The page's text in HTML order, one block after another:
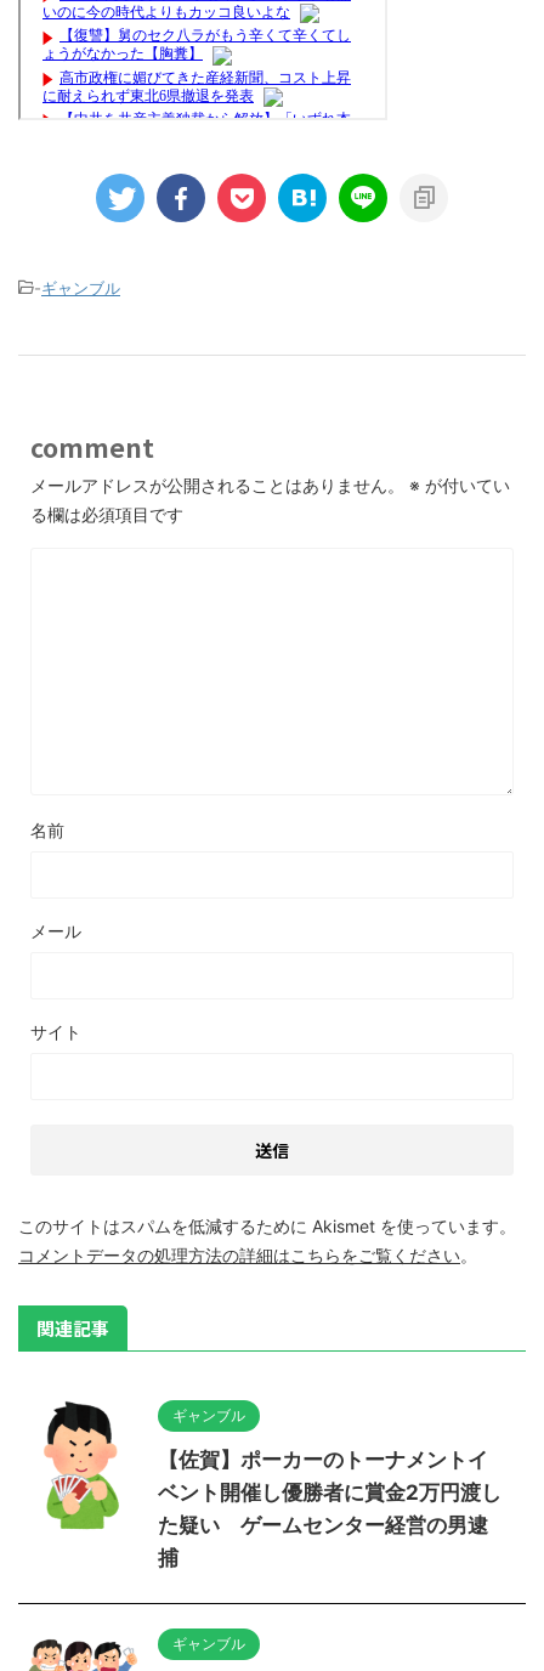
-ギャンブル
comment
メールアドレスが公開されることはありません。 ※ が付いてい
る欄は必須項目です
名前
メール
サイト
このサイトはスパムを低減するために Akismet を使っています。
コメントデータの処理方法の詳細はこちらをご覧ください。
関連記事
ギャンブル
【佐賀】ポーカーのトーナメントイ
ベント開催し優勝者に賞金2万円渡し
た疑い ゲームセンター経営の男逮
捕
ギャンブル